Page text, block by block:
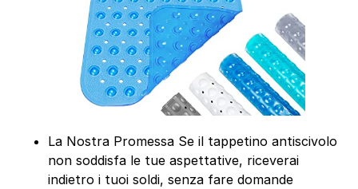
La Nostra Promessa Se il tappetino antiscivolo
non soddisfa le tue aspettative, riceverai
indietro i tuoi soldi, senza fare domande